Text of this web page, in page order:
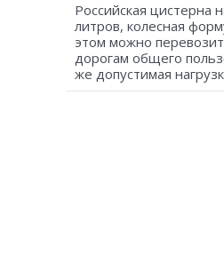
Российская цистерна
литров, колесная
этом можно
дорогам общего
же допустимая